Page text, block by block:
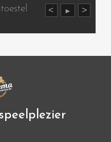
< ► >